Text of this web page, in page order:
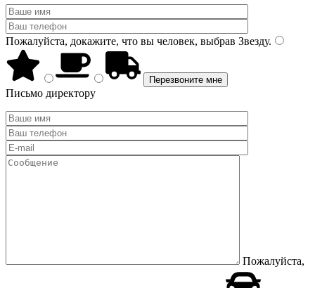
Пожалуйста, докажите, что вы человек, выбрав Звезду.
Письмо директору
Пожалуйста,